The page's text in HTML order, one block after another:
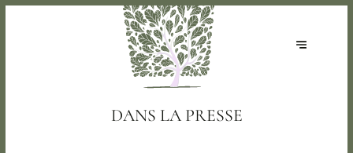
DANS LA PRESSE